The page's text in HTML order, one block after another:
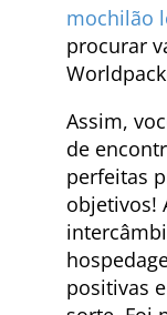
mochilão
procurar
Assim,
de
perfeitas
objetivos!
positivas